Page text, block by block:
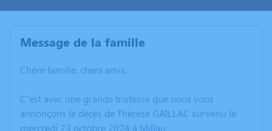
Message de la famille
Chère famille, chers amis,
C’est avec une grande tristesse que nous vous
annonçons le décès de Thérèse GAILLAC survenu le
mercredi 23 octobre 2024 à Millau.